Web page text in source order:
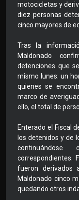
motocicletas y
diez personas
cinco mayores de
Tras la
Maldonado
detenciones que
mismo lunes: un
quienes se
marco de
ello, el total de
Enterado el Fiscal
los detenidos y de
correspondientes.
fueron derivados
Maldonado cinco
quedando otros